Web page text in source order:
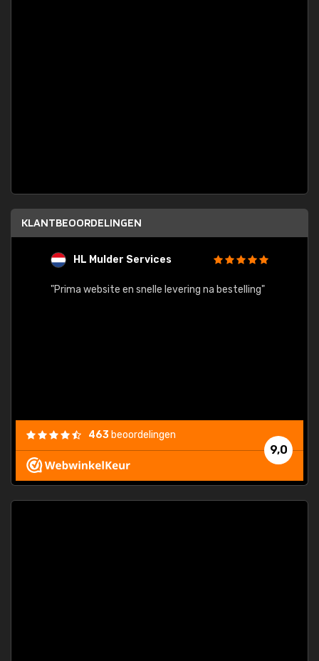
KLANTBEOORDELINGEN
HL Mulder Services
"Prima website en snelle levering na bestelling"
9,0
463 beoordelingen